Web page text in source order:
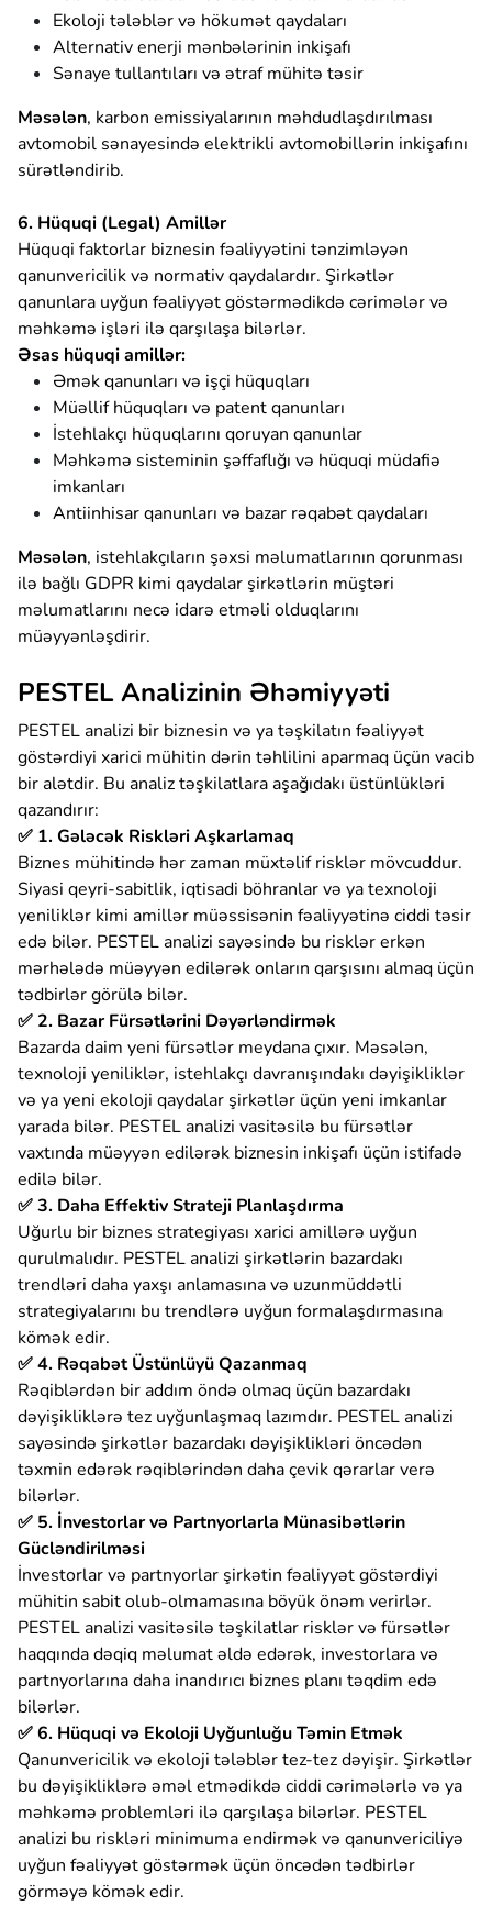
Ekoloji tələblər və hökumət qaydaları
Alternativ enerji mənbələrinin inkişafı
Sənaye tullantıları və ətraf mühitə təsir
Məsələn, karbon emissiyalarının məhdudlaşdırılması
avtomobil sənayesində elektrikli avtomobillərin inkişafını
sürətləndirib.
6. Hüquqi (Legal) Amillər
Hüquqi faktorlar biznesin fəaliyyətini tənzimləyən
qanunvericilik və normativ qaydalardır. Şirkətlər
qanunlara uyğun fəaliyyət göstərmədikdə cərimələr və
məhkəmə işləri ilə qarşılaşa bilərlər.
Əsas hüquqi amillər:
Əmək qanunları və işçi hüquqları
Müəllif hüquqları və patent qanunları
İstehlakçı hüquqlarını qoruyan qanunlar
Məhkəmə sisteminin şəffaflığı və hüquqi müdafiə
imkanları
Antiinhisar qanunları və bazar rəqabət qaydaları
Məsələn, istehlakçıların şəxsi məlumatlarının qorunması
ilə bağlı GDPR kimi qaydalar şirkətlərin müştəri
məlumatlarını necə idarə etməli olduqlarını
müəyyənləşdirir.
PESTEL Analizinin Əhəmiyyəti
PESTEL analizi bir biznesin və ya təşkilatın fəaliyyət
göstərdiyi xarici mühitin dərin təhlilini aparmaq üçün vacib
bir alətdir. Bu analiz təşkilatlara aşağıdakı üstünlükləri
qazandırır:
✅ 1. Gələcək Riskləri Aşkarlamaq
Biznes mühitində hər zaman müxtəlif risklər mövcuddur.
Siyasi qeyri-sabitlik, iqtisadi böhranlar və ya texnoloji
yeniliklər kimi amillər müəssisənin fəaliyyətinə ciddi təsir
edə bilər. PESTEL analizi sayəsində bu risklər erkən
mərhələdə müəyyən edilərək onların qarşısını almaq üçün
tədbirlər görülə bilər.
✅ 2. Bazar Fürsətlərini Dəyərləndirmək
Bazarda daim yeni fürsətlər meydana çıxır. Məsələn,
texnoloji yeniliklər, istehlakçı davranışındakı dəyişikliklər
və ya yeni ekoloji qaydalar şirkətlər üçün yeni imkanlar
yarada bilər. PESTEL analizi vasitəsilə bu fürsətlər
vaxtında müəyyən edilərək biznesin inkişafı üçün istifadə
edilə bilər.
✅ 3. Daha Effektiv Strateji Planlaşdırma
Uğurlu bir biznes strategiyası xarici amillərə uyğun
qurulmalıdır. PESTEL analizi şirkətlərin bazardakı
trendləri daha yaxşı anlamasına və uzunmüddətli
strategiyalarını bu trendlərə uyğun formalaşdırmasına
kömək edir.
✅ 4. Rəqabət Üstünlüyü Qazanmaq
Rəqiblərdən bir addım öndə olmaq üçün bazardakı
dəyişikliklərə tez uyğunlaşmaq lazımdır. PESTEL analizi
sayəsində şirkətlər bazardakı dəyişiklikləri öncədən
təxmin edərək rəqiblərindən daha çevik qərarlar verə
bilərlər.
✅ 5. İnvestorlar və Partnyorlarla Münasibətlərin
Gücləndirilməsi
İnvestorlar və partnyorlar şirkətin fəaliyyət göstərdiyi
mühitin sabit olub-olmamasına böyük önəm verirlər.
PESTEL analizi vasitəsilə təşkilatlar risklər və fürsətlər
haqqında dəqiq məlumat əldə edərək, investorlara və
partnyorlarına daha inandırıcı biznes planı təqdim edə
bilərlər.
✅ 6. Hüquqi və Ekoloji Uyğunluğu Təmin Etmək
Qanunvericilik və ekoloji tələblər tez-tez dəyişir. Şirkətlər
bu dəyişikliklərə əməl etmədikdə ciddi cərimələrlə və ya
məhkəmə problemləri ilə qarşılaşa bilərlər. PESTEL
analizi bu riskləri minimuma endirmək və qanunvericiliyə
uyğun fəaliyyət göstərmək üçün öncədən tədbirlər
görməyə kömək edir.